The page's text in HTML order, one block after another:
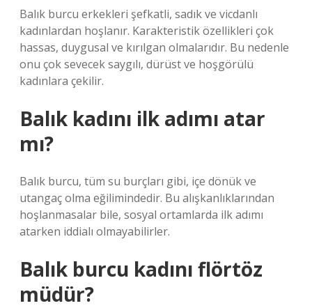
Balık burcu erkekleri şefkatli, sadık ve vicdanlı
kadınlardan hoşlanır. Karakteristik özellikleri çok
hassas, duygusal ve kırılgan olmalarıdır. Bu nedenle
onu çok sevecek saygılı, dürüst ve hoşgörülü
kadınlara çekilir.
Balık kadını ilk adımı atar
mı?
Balık burcu, tüm su burçları gibi, içe dönük ve
utangaç olma eğilimindedir. Bu alışkanlıklarından
hoşlanmasalar bile, sosyal ortamlarda ilk adımı
atarken iddialı olmayabilirler.
Balık burcu kadını flörtöz
müdür?